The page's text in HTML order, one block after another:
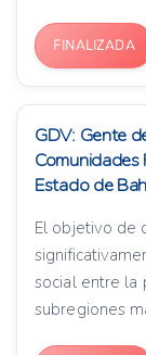
FINALIZADA
GDV: Gente
Comunidades
Estado de
El objetivo de
social entre la
subregiones